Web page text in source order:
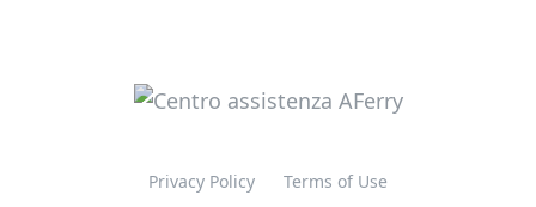
Privacy Policy Terms of Use